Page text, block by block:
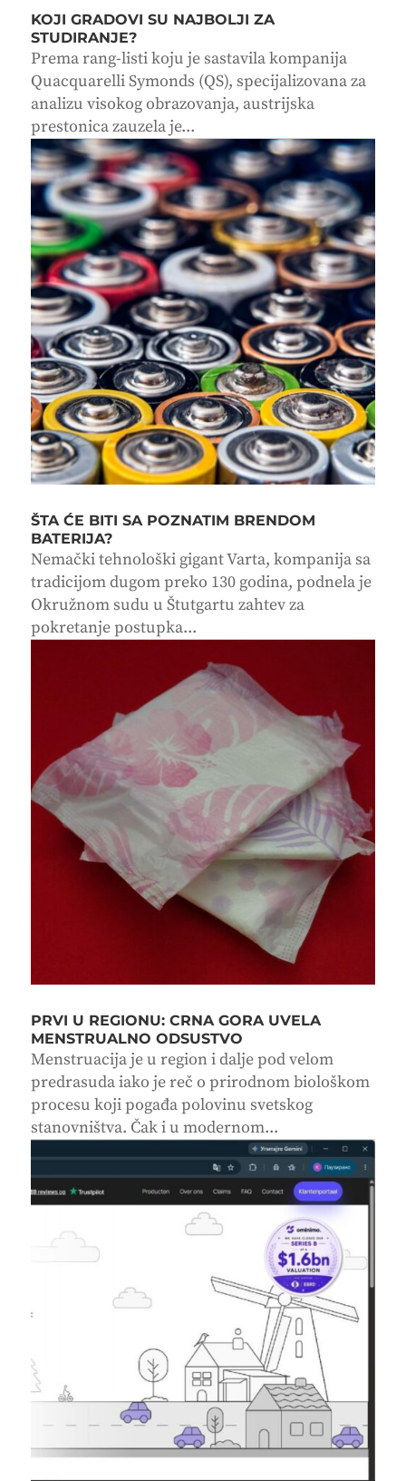
KOJI GRADOVI SU NAJBOLJI ZA
STUDIRANJE?
Prema rang-listi koju je sastavila kompanija
Quacquarelli Symonds (QS), specijalizovana za
analizu visokog obrazovanja, austrijska
prestonica zauzela je...
ŠTA ĆE BITI SA POZNATIM BRENDOM
BATERIJA?
Nemački tehnološki gigant Varta, kompanija sa
tradicijom dugom preko 130 godina, podnela je
Okružnom sudu u Štutgartu zahtev za
pokretanje postupka...
PRVI U REGIONU: CRNA GORA UVELA
MENSTRUALNO ODSUSTVO
Menstruacija je u region i dalje pod velom
predrasuda iako je reč o prirodnom biološkom
procesu koji pogađa polovinu svetskog
stanovništva. Čak i u modernom...